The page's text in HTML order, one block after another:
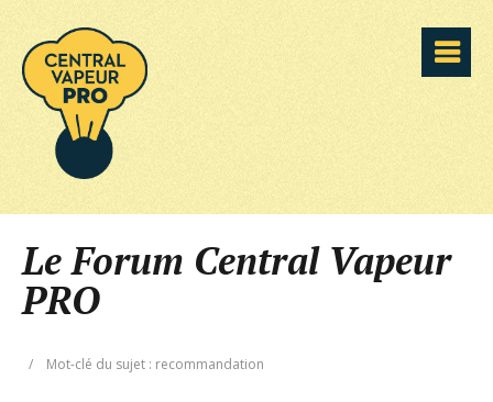
Le Forum Central Vapeur
PRO
/ Mot-clé du sujet : recommandation